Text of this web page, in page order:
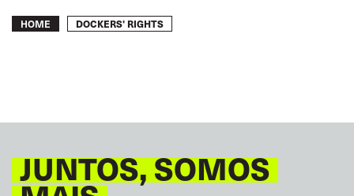
Breadcrumb
HOME DOCKERS' RIGHTS
JUNTOS, SOMOS